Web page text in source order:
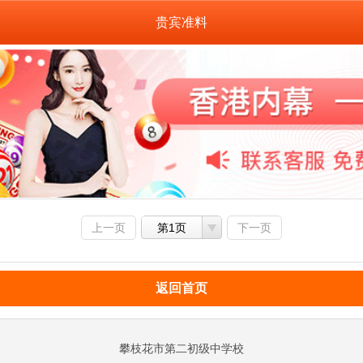
贵宾准料
上一页 第1页 下一页
返回首页
攀枝花市第二初级中学校